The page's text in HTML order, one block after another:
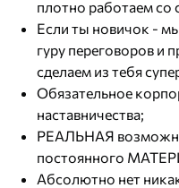
плотно работаем со
Если ты новичок -
гуру переговоров и
сделаем из тебя
Обязательное
наставничества;
РЕАЛЬНАЯ
постоянного
Абсолютно нет